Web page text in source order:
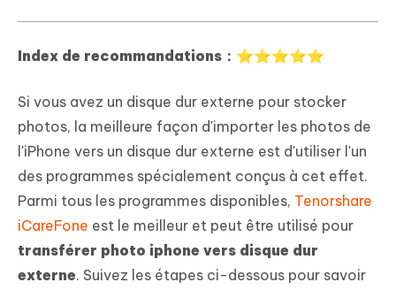
Index de recommandations：⭐⭐⭐⭐⭐
Si vous avez un disque dur externe pour stocker
photos, la meilleure façon d'importer les photos de
l'iPhone vers un disque dur externe est d'utiliser l'un
des programmes spécialement conçus à cet effet.
Parmi tous les programmes disponibles, Tenorshare
iCareFone est le meilleur et peut être utilisé pour
transférer photo iphone vers disque dur
externe. Suivez les étapes ci-dessous pour savoir